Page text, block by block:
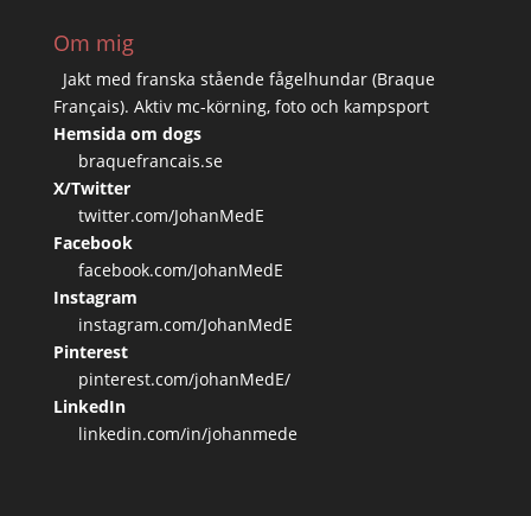
Om mig
Jakt med franska stående fågelhundar (Braque
Français). Aktiv mc-körning, foto och kampsport
Hemsida om dogs
braquefrancais.se
X/Twitter
twitter.com/JohanMedE
Facebook
facebook.com/JohanMedE
Instagram
instagram.com/JohanMedE
Pinterest
pinterest.com/johanMedE/
LinkedIn
linkedin.com/in/johanmede